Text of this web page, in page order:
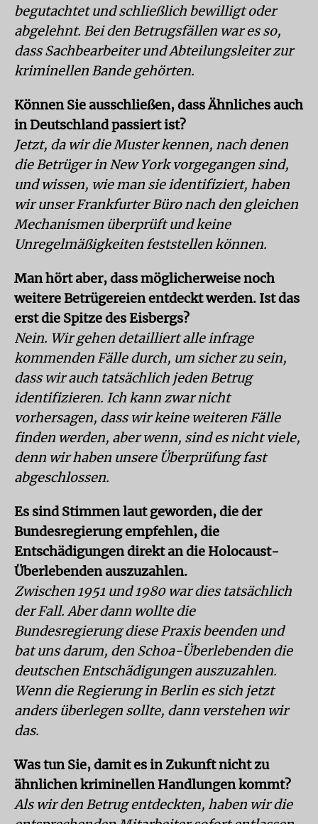
begutachtet und schließlich bewilligt oder
abgelehnt. Bei den Betrugsfällen war es so,
dass Sachbearbeiter und Abteilungsleiter zur
kriminellen Bande gehörten.
Können Sie ausschließen, dass Ähnliches auch
in Deutschland passiert ist?
Jetzt, da wir die Muster kennen, nach denen
die Betrüger in New York vorgegangen sind,
und wissen, wie man sie identifiziert, haben
wir unser Frankfurter Büro nach den gleichen
Mechanismen überprüft und keine
Unregelmäßigkeiten feststellen können.
Man hört aber, dass möglicherweise noch
weitere Betrügereien entdeckt werden. Ist das
erst die Spitze des Eisbergs?
Nein. Wir gehen detailliert alle infrage
kommenden Fälle durch, um sicher zu sein,
dass wir auch tatsächlich jeden Betrug
identifizieren. Ich kann zwar nicht
vorhersagen, dass wir keine weiteren Fälle
finden werden, aber wenn, sind es nicht viele,
denn wir haben unsere Überprüfung fast
abgeschlossen.
Es sind Stimmen laut geworden, die der
Bundesregierung empfehlen, die
Entschädigungen direkt an die Holocaust-
Überlebenden auszuzahlen.
Zwischen 1951 und 1980 war dies tatsächlich
der Fall. Aber dann wollte die
Bundesregierung diese Praxis beenden und
bat uns darum, den Schoa-Überlebenden die
deutschen Entschädigungen auszuzahlen.
Wenn die Regierung in Berlin es sich jetzt
anders überlegen sollte, dann verstehen wir
das.
Was tun Sie, damit es in Zukunft nicht zu
ähnlichen kriminellen Handlungen kommt?
Als wir den Betrug entdeckten, haben wir die